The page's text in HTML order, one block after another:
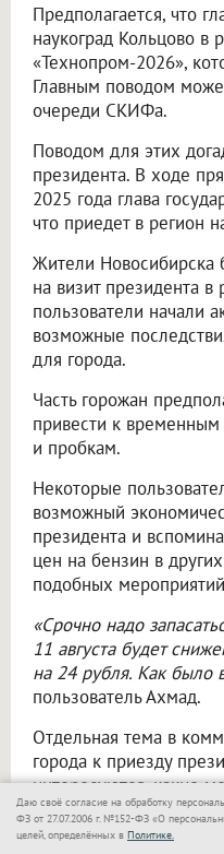
Предполагается, что
наукоград Кольцово в
«Технопром-2026»,
Главным поводом
очереди СКИФа.
Поводом для этих
президента. В ходе
2025 года глава
что приедет в регион
Жители Новосибирска
на визит президента в
пользователи начали
возможные
для города.
Часть горожан
привести к
и пробкам.
Некоторые
возможный
президента и
цен на бензин в
подобных
«Срочно надо
11 августа будет
на 24 рубля. Как было
пользователь Ахмад.
Отдельная тема в
города к приезду
интересуются, какие
приняты и как визит
жизни Новосибирска.
Даю своё согласие на обработку
ФЗ от 27.07.2006 г. №152-ФЗ «О
целей, определённых в Политике.